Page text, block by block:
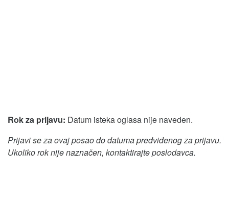
Rok za prijavu: Datum isteka oglasa nije naveden.
Prijavi se za ovaj posao do datuma predviđenog za prijavu.
Ukoliko rok nije naznačen, kontaktirajte poslodavca.